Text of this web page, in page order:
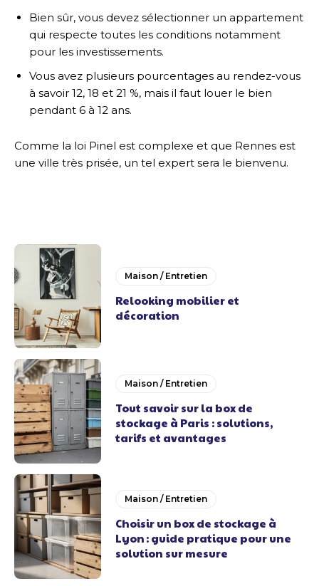
Bien sûr, vous devez sélectionner un appartement
qui respecte toutes les conditions notamment
pour les investissements.
Vous avez plusieurs pourcentages au rendez-vous
à savoir 12, 18 et 21 %, mais il faut louer le bien
pendant 6 à 12 ans.
Comme la loi Pinel est complexe et que Rennes est
une ville très prisée, un tel expert sera le bienvenu.
Maison / Entretien
Relooking mobilier et
décoration
Maison / Entretien
Tout savoir sur la box de
stockage à Paris : solutions,
tarifs et avantages
Maison / Entretien
Choisir un box de stockage à
Lyon : guide pratique pour une
solution sur mesure